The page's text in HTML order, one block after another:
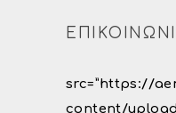
src=”https://
content/